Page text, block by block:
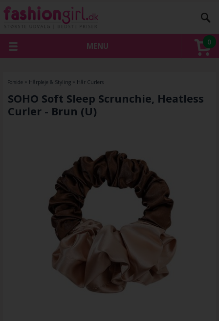
0
MENU
Forside » Hårpleje & Styling» Hår Curlers
SOHO Soft Sleep Scrunchie, Heatless
Curler - Brun (U)